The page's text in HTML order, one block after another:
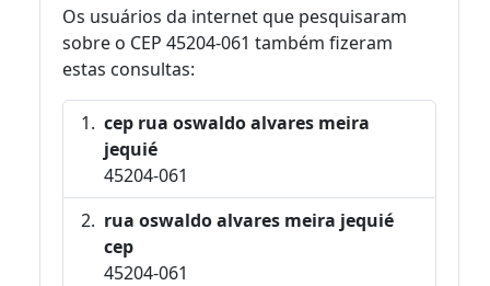
Os usuários da internet que pesquisaram
sobre o CEP 45204-061 também fizeram
estas consultas:
cep rua oswaldo alvares meira
jequié
45204-061
rua oswaldo alvares meira jequié
cep
45204-061